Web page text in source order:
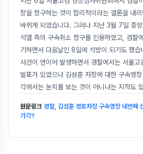
장을 청구하는 것이 합리적이라는 결론을 내리
바뀌게 되었습니다. 그러나 지난 3월 7일 중
석열 측의 구속취소 청구를 인용하였고, 검찰
기하면서 다음날인 8일에 석방이 되기도 했습
사건이 연이어 발생하면서 경찰에서는 서울고
발표가 있었으나 김성훈 차장에 대한 구속영
각에서는 눈치를 보는 것이 아니냐는 지적도
원문링크 경찰, 김성훈 경호차장 구속영장 네번째
기각?